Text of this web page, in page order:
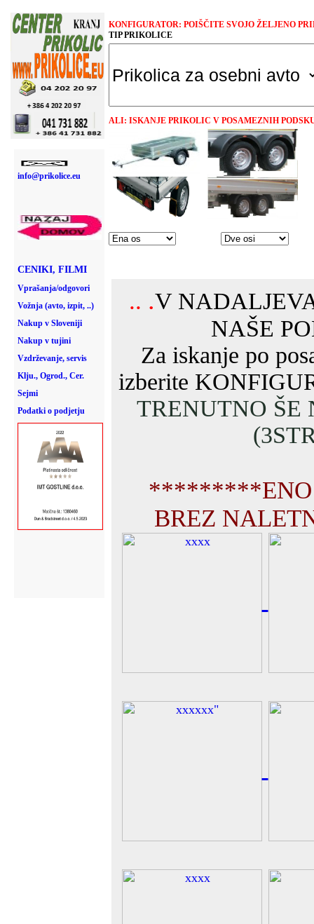
KONFIGURATOR: POIŠČITE SVOJO ŽELJENO
TIP PRIKOLICE
ALI: ISKANJE PRIKOLIC V POSAMEZNIH
info@prikolice.eu
CENIKI, FILMI
Vprašanja/odgovori
Vožnja (avto, izpit, ..)
Nakup v Sloveniji
Nakup v tujini
Vzdrževanje, servis
Klju., Ogrod., Cer.
Sejmi
Podatki o podjetju